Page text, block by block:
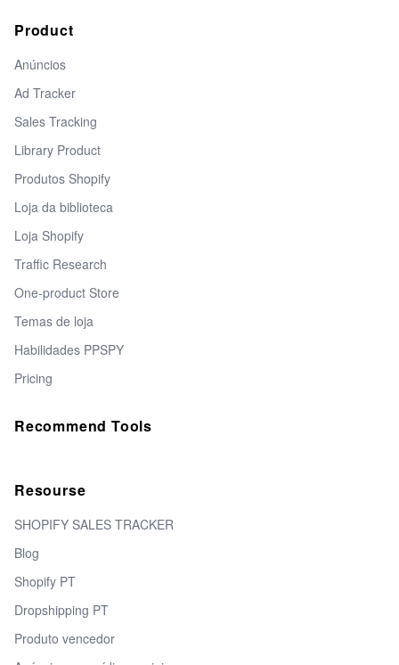
Product
Anúncios
Ad Tracker
Sales Tracking
Library Product
Produtos Shopify
Loja da biblioteca
Loja Shopify
Traffic Research
One-product Store
Temas de loja
Habilidades PPSPY
Pricing
Recommend Tools
Resourse
SHOPIFY SALES TRACKER
Blog
Shopify PT
Dropshipping PT
Produto vencedor